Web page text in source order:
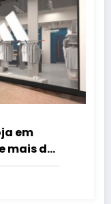
em
mais de